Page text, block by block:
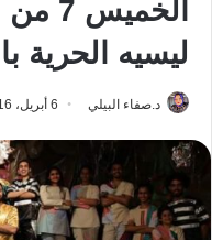
ليسيه الحرية
د.صفاء البيلي 6 أبريل، 2016